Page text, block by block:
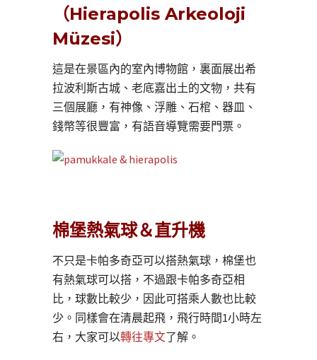
（Hierapolis Arkeoloji
Müzesi）
這是在景區內的室內博物館，裏面展出希
拉波利斯古城、老底嘉出土的文物，共有
三個展廳，有神像、浮雕、石棺、器皿、
錢幣等很豐富，有語音導覽需要門票。
棉堡熱氣球＆直升機
不只是卡帕多奇亞可以搭熱氣球，棉堡也
有熱氣球可以搭，不過跟卡帕多奇亞相
比，球數比較少，因此可搭乘人數也比較
少。同樣會在清晨起飛，飛行時間1小時左
右，大家可以轉往專文了解。